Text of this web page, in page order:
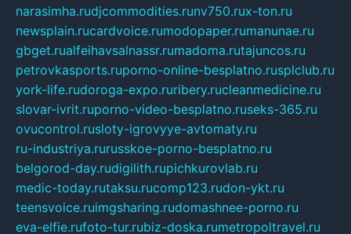
narasimha.rudjcommodities.runv750.rux-ton.ru
newsplain.rucardvoice.rumodopaper.rumanunae.ru
gbget.rualfeihavsalnassr.rumadoma.rutajuncos.ru
petrovkasports.ruporno-online-besplatno.rusplclub.ru
york-life.rudoroga-expo.ruribery.rucleanmedicine.ru
slovar-ivrit.ruporno-video-besplatno.ruseks-365.ru
ovucontrol.rusloty-igrovyye-avtomaty.ru
ru-industriya.rurusskoe-porno-besplatno.ru
belgorod-day.rudigilith.rupichkurovlab.ru
medic-today.rutaksu.rucomp123.rudon-ykt.ru
teensvoice.ruimgsharing.rudomashnee-porno.ru
eva-elfie.rufoto-tur.rubiz-doska.rumetropoltravel.ru